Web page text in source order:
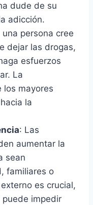
dude de su
adicción.
una persona cree
dejar las drogas,
esfuerzos
La
los mayores
la
: Las
aumentar la
sean
familiares o
es crucial,
puede impedir